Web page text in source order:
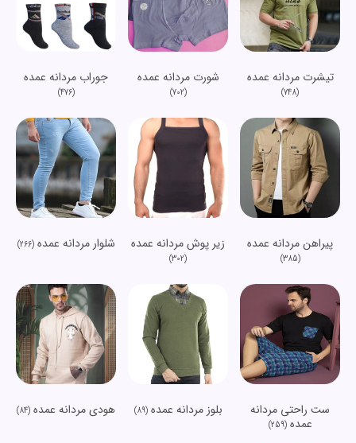
تیشرت مردانه عمده
(748)
شورت مردانه عمده
(702)
جوراب مردانه عمده
(476)
پیراهن مردانه عمده
(385)
زیر پوش مردانه عمده
(302)
شلوار مردانه عمده(266)
ست راحتی مردانه
عمده(259)
بلوز مردانه عمده(89) هودی مردانه عمده (84)